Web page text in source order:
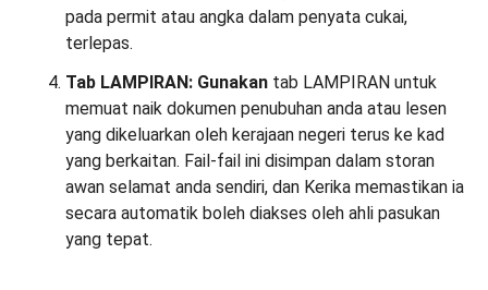
pada permit atau angka dalam penyata cukai,
terlepas.
Tab LAMPIRAN: Gunakan tab LAMPIRAN untuk
memuat naik dokumen penubuhan anda atau lesen
yang dikeluarkan oleh kerajaan negeri terus ke kad
yang berkaitan. Fail-fail ini disimpan dalam storan
awan selamat anda sendiri, dan Kerika memastikan ia
secara automatik boleh diakses oleh ahli pasukan
yang tepat.